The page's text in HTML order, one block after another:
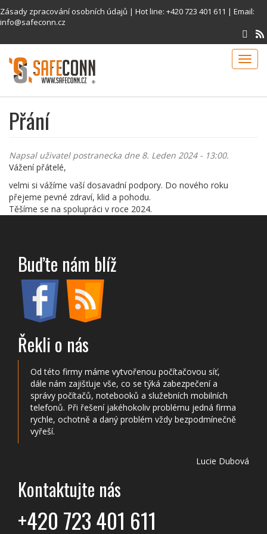
Přejít
k
hlavnímu
obsahu
Zásady zpracování osobních údajů | Hot line: +420 723 401 611 | Email:
info@safeconn.cz
Přání
Napsal uživatel postranecka dne 8. Leden 2024 - 13:00.
Vážení přátelé,
velmi si vážíme vaší dosavadní podpory. Do nového roku
přejeme pevné zdraví, klid a pohodu.
Těšíme se na spolupráci v roce 2024.
Buďte nám blíž
Řekli o nás
Od této firmy máme vytvořenou počítačovou síť,
dále nám zajišťuje vše, co se týká zabezpečení a
správy počítačů, notebooků a služebních mobilních
telefonů. Při řešení jakéhokoliv problému jedná firma
rychle, ochotně a daný problém vždy bezpodmínečně
vyřeší.
Lucie Dubová
Kontaktujte nás
+420 723 401 611